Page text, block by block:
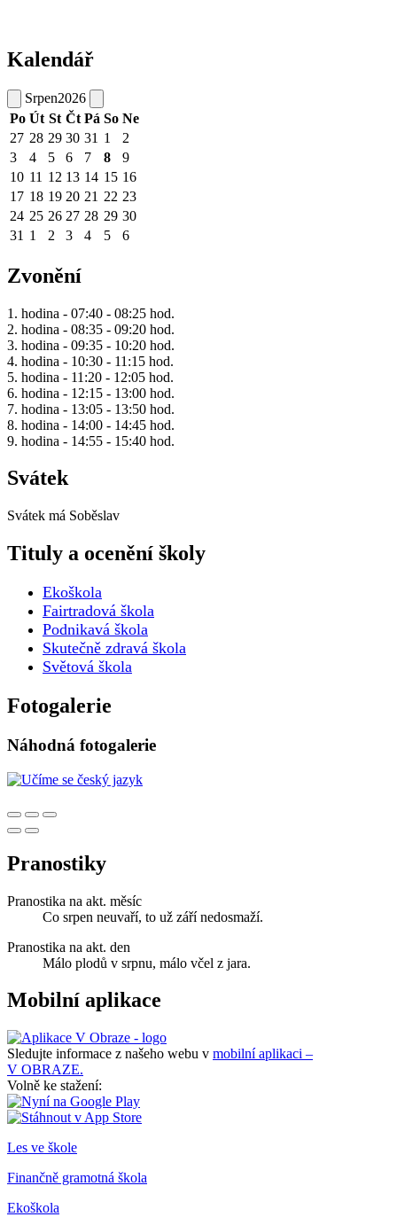
Kalendář
Srpen2026
Po Út St Čt Pá So Ne
27 28 29 30 31 1
2
3
4 5 6 7 8
9
10 11 12 13 14 15 16
17 18 19 20 21 22 23
24 25 26 27 28 29 30
31 1 2 3 4 5 6
Zvonění
1. hodina - 07:40 - 08:25 hod.
2. hodina - 08:35 - 09:20 hod.
3. hodina - 09:35 - 10:20 hod.
4. hodina - 10:30 - 11:15 hod.
5. hodina - 11:20 - 12:05 hod.
6. hodina - 12:15 - 13:00 hod.
7. hodina - 13:05 - 13:50 hod.
8. hodina - 14:00 - 14:45 hod.
9. hodina - 14:55 - 15:40 hod.
Svátek
Svátek má Soběslav
Tituly a ocenění školy
Ekoškola
Fairtradová škola
Podnikavá škola
Skutečně zdravá škola
Světová škola
Fotogalerie
Náhodná fotogalerie
Pranostiky
Pranostika na akt. měsíc
Co srpen neuvaří, to už září nedosmaží.
Pranostika na akt. den
Málo plodů v srpnu, málo včel z jara.
Mobilní aplikace
Sledujte informace z našeho webu v mobilní aplikaci –
V OBRAZE.
Volně ke stažení:
Les ve škole
Finančně gramotná škola
Ekoškola